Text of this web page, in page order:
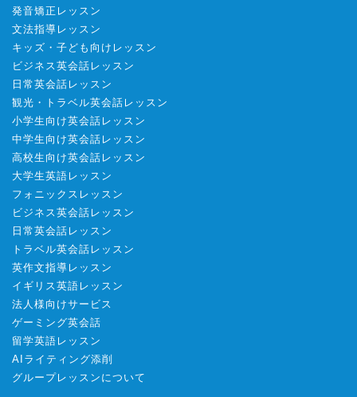
発音矯正レッスン
文法指導レッスン
キッズ・子ども向けレッスン
ビジネス英会話レッスン
日常英会話レッスン
観光・トラベル英会話レッスン
小学生向け英会話レッスン
中学生向け英会話レッスン
高校生向け英会話レッスン
大学生英語レッスン
フォニックスレッスン
ビジネス英会話レッスン
日常英会話レッスン
トラベル英会話レッスン
英作文指導レッスン
イギリス英語レッスン
法人様向けサービス
ゲーミング英会話
留学英語レッスン
AIライティング添削
グループレッスンについて